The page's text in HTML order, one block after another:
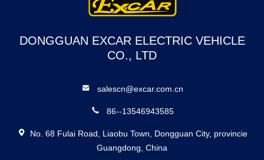
DONGGUAN EXCAR ELECTRIC VEHICLE
CO., LTD
salescn@excar.com.cn
86--13546943585
No. 68 Fulai Road, Liaobu Town, Dongguan City, provincie
Guangdong, China